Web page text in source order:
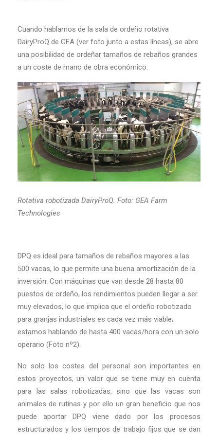
Cuando hablamos de la sala de ordeño rotativa
DairyProQ de GEA (ver foto junto a estas líneas), se abre
una posibilidad de ordeñar tamaños de rebaños grandes
a un coste de mano de obra económico.
Rotativa robotizada DairyProQ. Foto: GEA Farm
Technologies
DPQ es ideal para tamaños de rebaños mayores a las
500 vacas, lo que permite una buena amortización de la
inversión. Con máquinas que van desde 28 hasta 80
puestos de ordeño, los rendimientos pueden llegar a ser
muy elevados, lo que implica que el ordeño robotizado
para granjas industriales es cada vez más viable;
estamos hablando de hasta 400 vacas/hora con un solo
operario (Foto nº2).
No solo los costes del personal son importantes en
estos proyectos, un valor que se tiene muy en cuenta
para las salas robotizadas, sino que las vacas son
animales de rutinas y por ello un gran beneficio que nos
puede aportar DPQ viene dado por los procesos
estructurados y los tiempos de trabajo fijos que se dan